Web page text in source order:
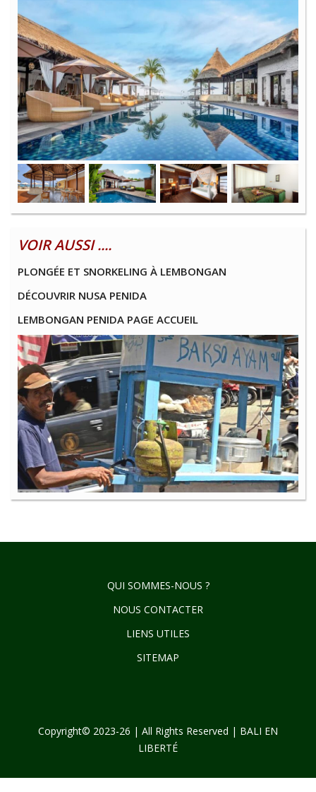
VOIR AUSSI ....
PLONGÉE ET SNORKELING À LEMBONGAN
DÉCOUVRIR NUSA PENIDA
LEMBONGAN PENIDA PAGE ACCUEIL
QUI SOMMES-NOUS ?
NOUS CONTACTER
LIENS UTILES
SITEMAP
Copyright© 2023-26 | All Rights Reserved | BALI EN
LIBERTÉ